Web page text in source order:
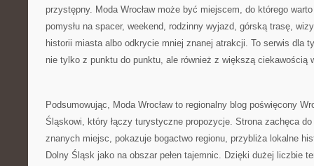
przystępny. Moda Wrocław może być miejscem, do którego
pomysłu na spacer, weekend, rodzinny wyjazd, górską trasę,
historii miasta albo odkrycie mniej znanej atrakcji. To serwis dla
nie tylko z punktu do punktu, ale również z większą ciekawością
Podsumowując, Moda Wrocław to regionalny blog poświęcony
Śląskowi, który łączy turystyczne propozycje. Strona zachęca
znanych miejsc, pokazuje bogactwo regionu, przybliża lokalne
Dolny Śląsk jako na obszar pełen tajemnic. Dzięki dużej liczbie